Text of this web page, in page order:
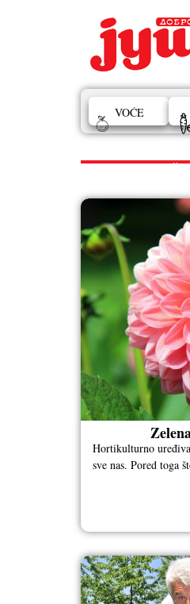
VOĆE
LEKOVITO I
Hortikulturno
sve nas. Pored toga